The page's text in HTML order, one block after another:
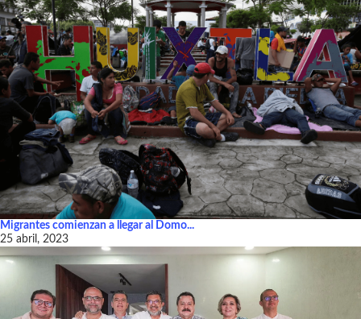
Migrantes comienzan a llegar al Domo...
25 abril, 2023